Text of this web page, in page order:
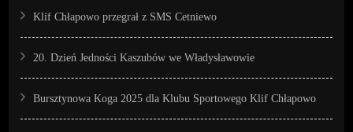
Klif Chłapowo przegrał z SMS Cetniewo
20. Dzień Jedności Kaszubów we Władysławowie
Bursztynowa Koga 2025 dla Klubu Sportowego Klif Chłapowo